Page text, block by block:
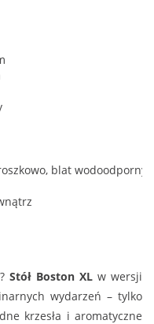
blat wodoodporny
Stół Boston XL w wersji
wydarzeń – tylko
krzesła i aromatyczne